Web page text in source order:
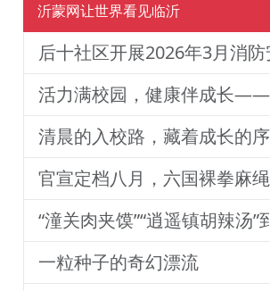
沂蒙网让世界看见临沂
清晨的入校路，藏着成长的
一粒种子的奇幻漂流